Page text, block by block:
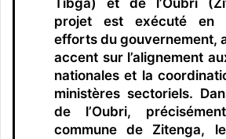
Tibga) et de l’Oubri
projet est exécuté en
efforts du gouvernement,
accent sur l’alignement
nationales et la
ministères sectoriels.
de l’Oubri,
commune de Zitenga,